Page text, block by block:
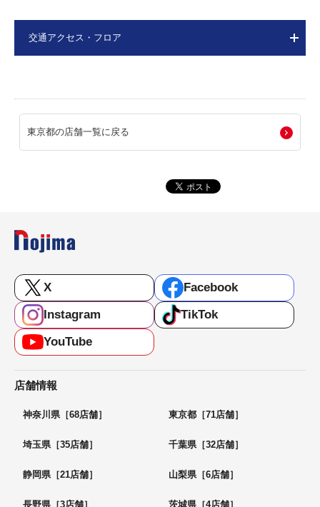
交通アクセス・フロア
東京都の店舗一覧に戻る
X
Facebook
Instagram
TikTok
YouTube
店舗情報
神奈川県［68店舗］ 東京都［71店舗］
埼玉県［35店舗］ 千葉県［32店舗］
静岡県［21店舗］ 山梨県［6店舗］
長野県［3店舗］ 茨城県［4店舗］